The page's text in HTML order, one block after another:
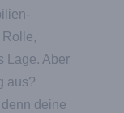
Lage. Aber
aus?
deine